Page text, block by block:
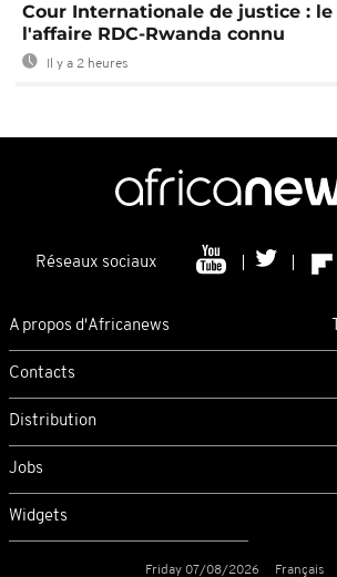
Cour Internationale de justice :
l'affaire RDC-Rwanda connu
Il y a 2 heures
Réseaux sociaux
A propos d'Africanews
Contacts
Distribution
Jobs
Widgets
Friday 07/08/2026